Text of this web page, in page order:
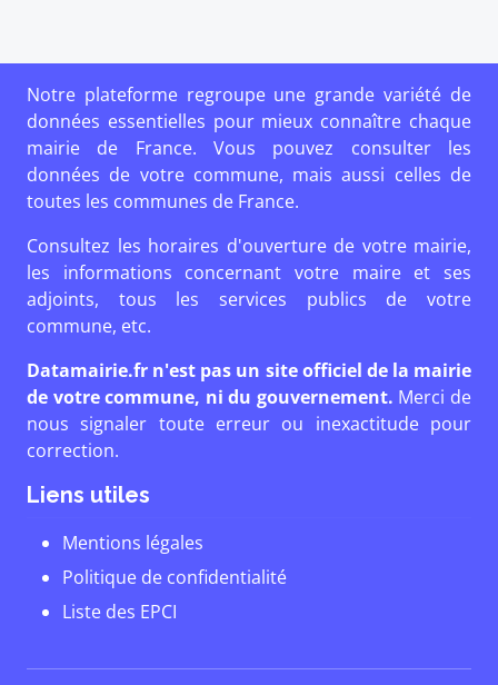
Notre plateforme regroupe une grande variété de
données essentielles pour mieux connaître chaque
mairie de France. Vous pouvez consulter les
données de votre commune, mais aussi celles de
toutes les communes de France.
Consultez les horaires d'ouverture de votre mairie,
les informations concernant votre maire et ses
adjoints, tous les services publics de votre
commune, etc.
Datamairie.fr n'est pas un site officiel de la mairie
de votre commune, ni du gouvernement. Merci de
nous signaler toute erreur ou inexactitude pour
correction.
Liens utiles
Mentions légales
Politique de confidentialité
Liste des EPCI